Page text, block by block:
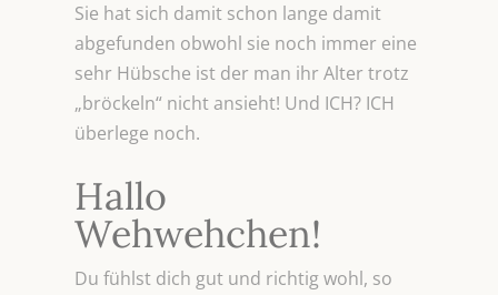
Sie hat sich damit schon lange damit
abgefunden obwohl sie noch immer eine
sehr Hübsche ist der man ihr Alter trotz
„bröckeln“ nicht ansieht! Und ICH? ICH
überlege noch.
Hallo
Wehwehchen!
Du fühlst dich gut und richtig wohl, so